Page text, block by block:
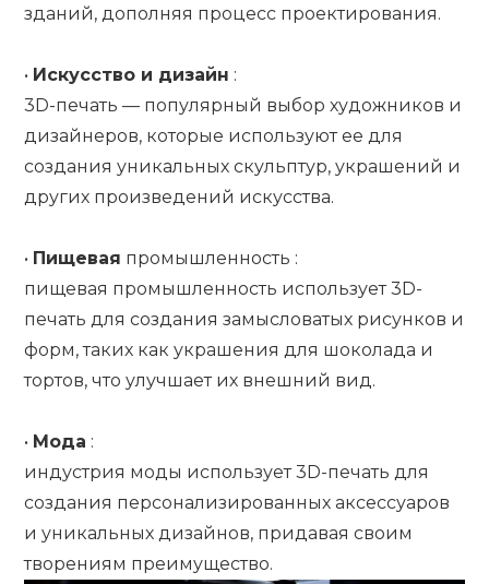
зданий, дополняя процесс проектирования.
• Искусство и дизайн :
3D-печать — популярный выбор художников и
дизайнеров, которые используют ее для
создания уникальных скульптур, украшений и
других произведений искусства.
• Пищевая промышленность :
пищевая промышленность использует 3D-
печать для создания замысловатых рисунков и
форм, таких как украшения для шоколада и
тортов, что улучшает их внешний вид.
• Мода :
индустрия моды использует 3D-печать для
создания персонализированных аксессуаров
и уникальных дизайнов, придавая своим
творениям преимущество.